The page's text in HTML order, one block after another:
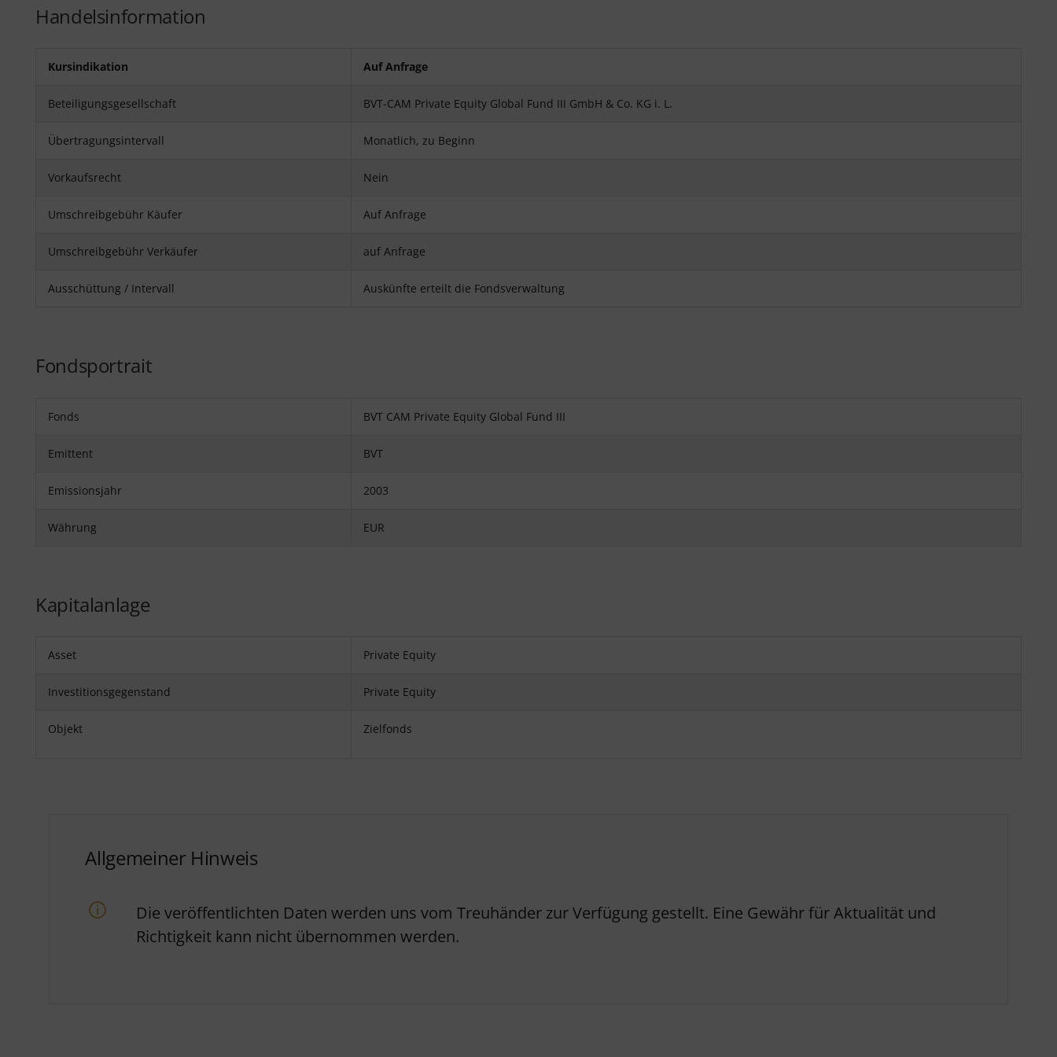
Handelsinformation
Kursindikation Auf Anfrage
Beteiligungsgesellschaft BVT-CAM Private Equity Global Fund III GmbH & Co. KG i. L.
Übertragungsintervall Monatlich, zu Beginn
Vorkaufsrecht Nein
Umschreibgebühr Käufer Auf Anfrage
Umschreibgebühr Verkäufer auf Anfrage
Ausschüttung / Intervall Auskünfte erteilt die Fondsverwaltung
Fondsportrait
Fonds BVT CAM Private Equity Global Fund III
Emittent BVT
Emissionsjahr 2003
Währung EUR
Kapitalanlage
Asset Private Equity
Investitionsgegenstand Private Equity
Objekt Zielfonds
Allgemeiner Hinweis
Die veröffentlichten Daten werden uns vom Treuhänder zur Verfügung gestellt. Eine Gewähr für Aktualität und
Richtigkeit kann nicht übernommen werden.